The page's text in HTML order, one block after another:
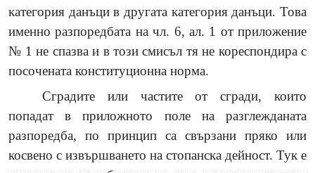
категория данъци в другата категория данъци. Това
именно разпоредбата на чл. 6, ал. 1 от приложение
№ 1 не спазва и в този смисъл тя не кореспондира с
посочената конституционна норма.
Сградите или частите от сгради, които
попадат в приложното поле на разглежданата
разпоредба, по принцип са свързани пряко или
косвено с извършването на стопанска дейност. Тук е